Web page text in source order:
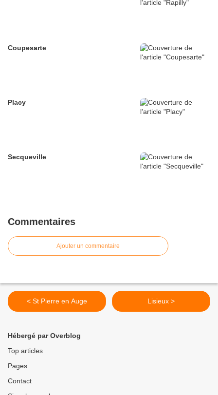
Coupesarte
Placy
Secqueville
Commentaires
Ajouter un commentaire
< St Pierre en Auge Lisieux >
Hébergé par Overblog
Top articles
Pages
Contact